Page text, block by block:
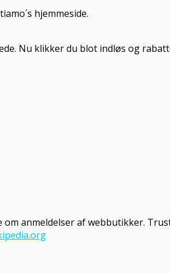
hjemmeside.
Nu klikker du blot indløs og
anmeldelser af webbutikker.